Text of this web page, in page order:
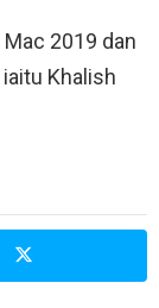
2019 dan
Khalish